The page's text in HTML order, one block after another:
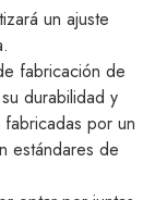
un ajuste
fabricación de
durabilidad y
por un
estándares de